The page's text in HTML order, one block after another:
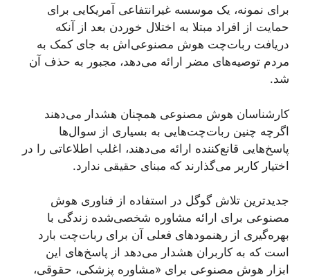
برای نمونه، یک موسسه‌ غیرانتفاعی آمریکایی برای
حمایت از افراد مبتلا به اختلال خوردن بعد از آنکه
دریافت ربات‌چت هوش مصنوعی‌اش به جای کمک به
مردم توصیه‌های مضر ارائه می‌دهد، مجبور به حذف آن
شد.
کارشناسان هوش مصنوعی همچنان هشدار می‌دهند
اگرچه چنین ربات‌چت‌هایی به بسیاری از سوال‌ها
پاسخ‌هایی قانع‌کننده ارائه می‌دهند، اغلب اطلاعاتی را در
اختیار کاربر می‌گذارند که مبنای حقیقی ندارد.
جدیدترین تلاش گوگل در استفاده از فناوری هوش
مصنوعی برای ارائه مشاوره‌ شخصی‌شده زندگی با
بهره‌گیری از رهنمودهای فعلی آن برای ربات‌چت بارد
است که به کاربران هشدار می‌دهد از پاسخ‌های این
ابزار هوش مصنوعی برای «مشاوره پزشکی، حقوقی،